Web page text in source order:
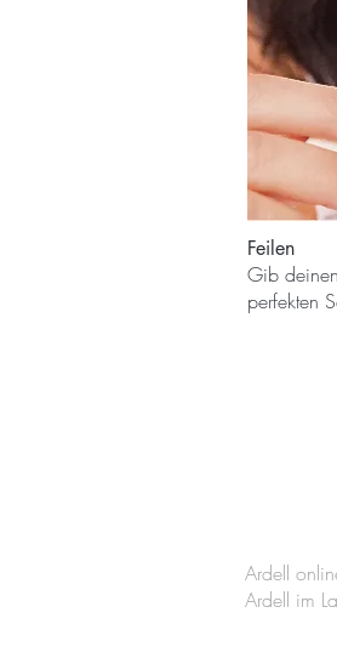
Feilen
Gib
perfekten
Ardell
Ardell im